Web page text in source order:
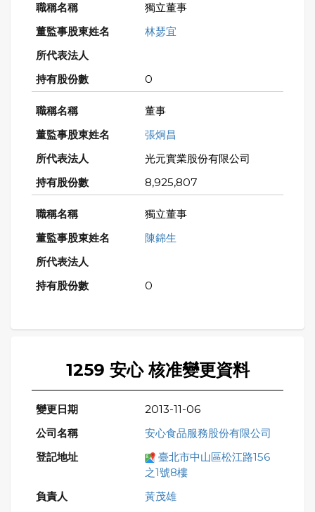
獨立董事
林瑟宜
0
董事
張炯昌
光元實業股份有限公司
8,925,807
獨立董事
陳錦生
0
1259 安心 核准變更資料
2013-11-06
安心食品服務股份有限公司
臺北市中山區松江路156
之1號8樓
黃茂雄